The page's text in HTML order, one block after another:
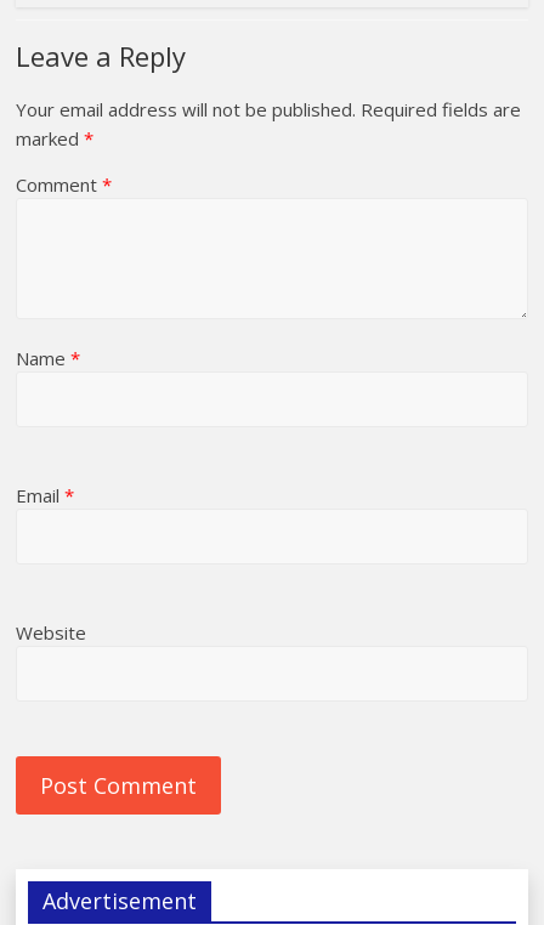
Leave a Reply
Your email address will not be published. Required fields are
marked*
Comment*
Name*
Email*
Website
Advertisement